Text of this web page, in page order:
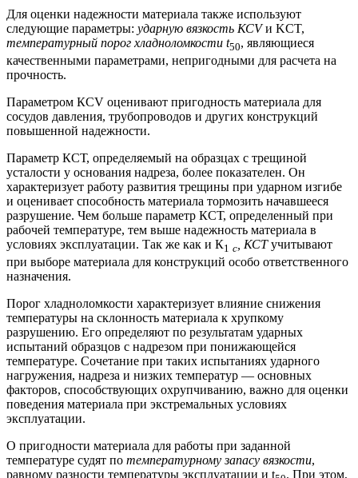
Для оценки надежности материала также используют
следующие параметры: ударную вязкость КСVи KCT,
температурный порог хладноломкости t50, являющиеся
качественными параметрами, непригодными для расчета на
прочность.
Параметром КСV оценивают пригодность материала для
сосудов давления, трубопроводов и других конструкций
повышенной надежности.
Параметр КСТ, определяемый на образцах с трещиной
усталости у основания надреза, более показателен. Он
характеризует работу развития трещины при ударном изгибе
и оценивает способность материала тормозить начавшееся
разрушение. Чем больше параметр КСТ, определенный при
рабочей температуре, тем выше надежность материала в
условиях эксплуатации. Так же как и К1 с , КСТучитывают
при выборе материала для конструкций особо ответственного
назначения.
Порог хладноломкости характеризует влияние снижения
температуры на склонность материала к хрупкому
разрушению. Его определяют по результатам ударных
испытаний образцов с надрезом при понижающейся
температуре. Сочетание при таких испытаниях ударного
нагружения, надреза и низких температур — основных
факторов, способствующих охрупчиванию, важно для оценки
поведения материала при экстремальных условиях
эксплуатации.
О пригодности материала для работы при заданной
температуре судят по температурному запасу вязкости,
равному разности температуры эксплуатации и t
. При этом,